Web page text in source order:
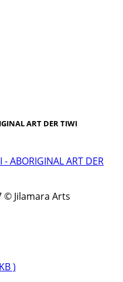
ART DER TIWI
© Jilamara Arts
)